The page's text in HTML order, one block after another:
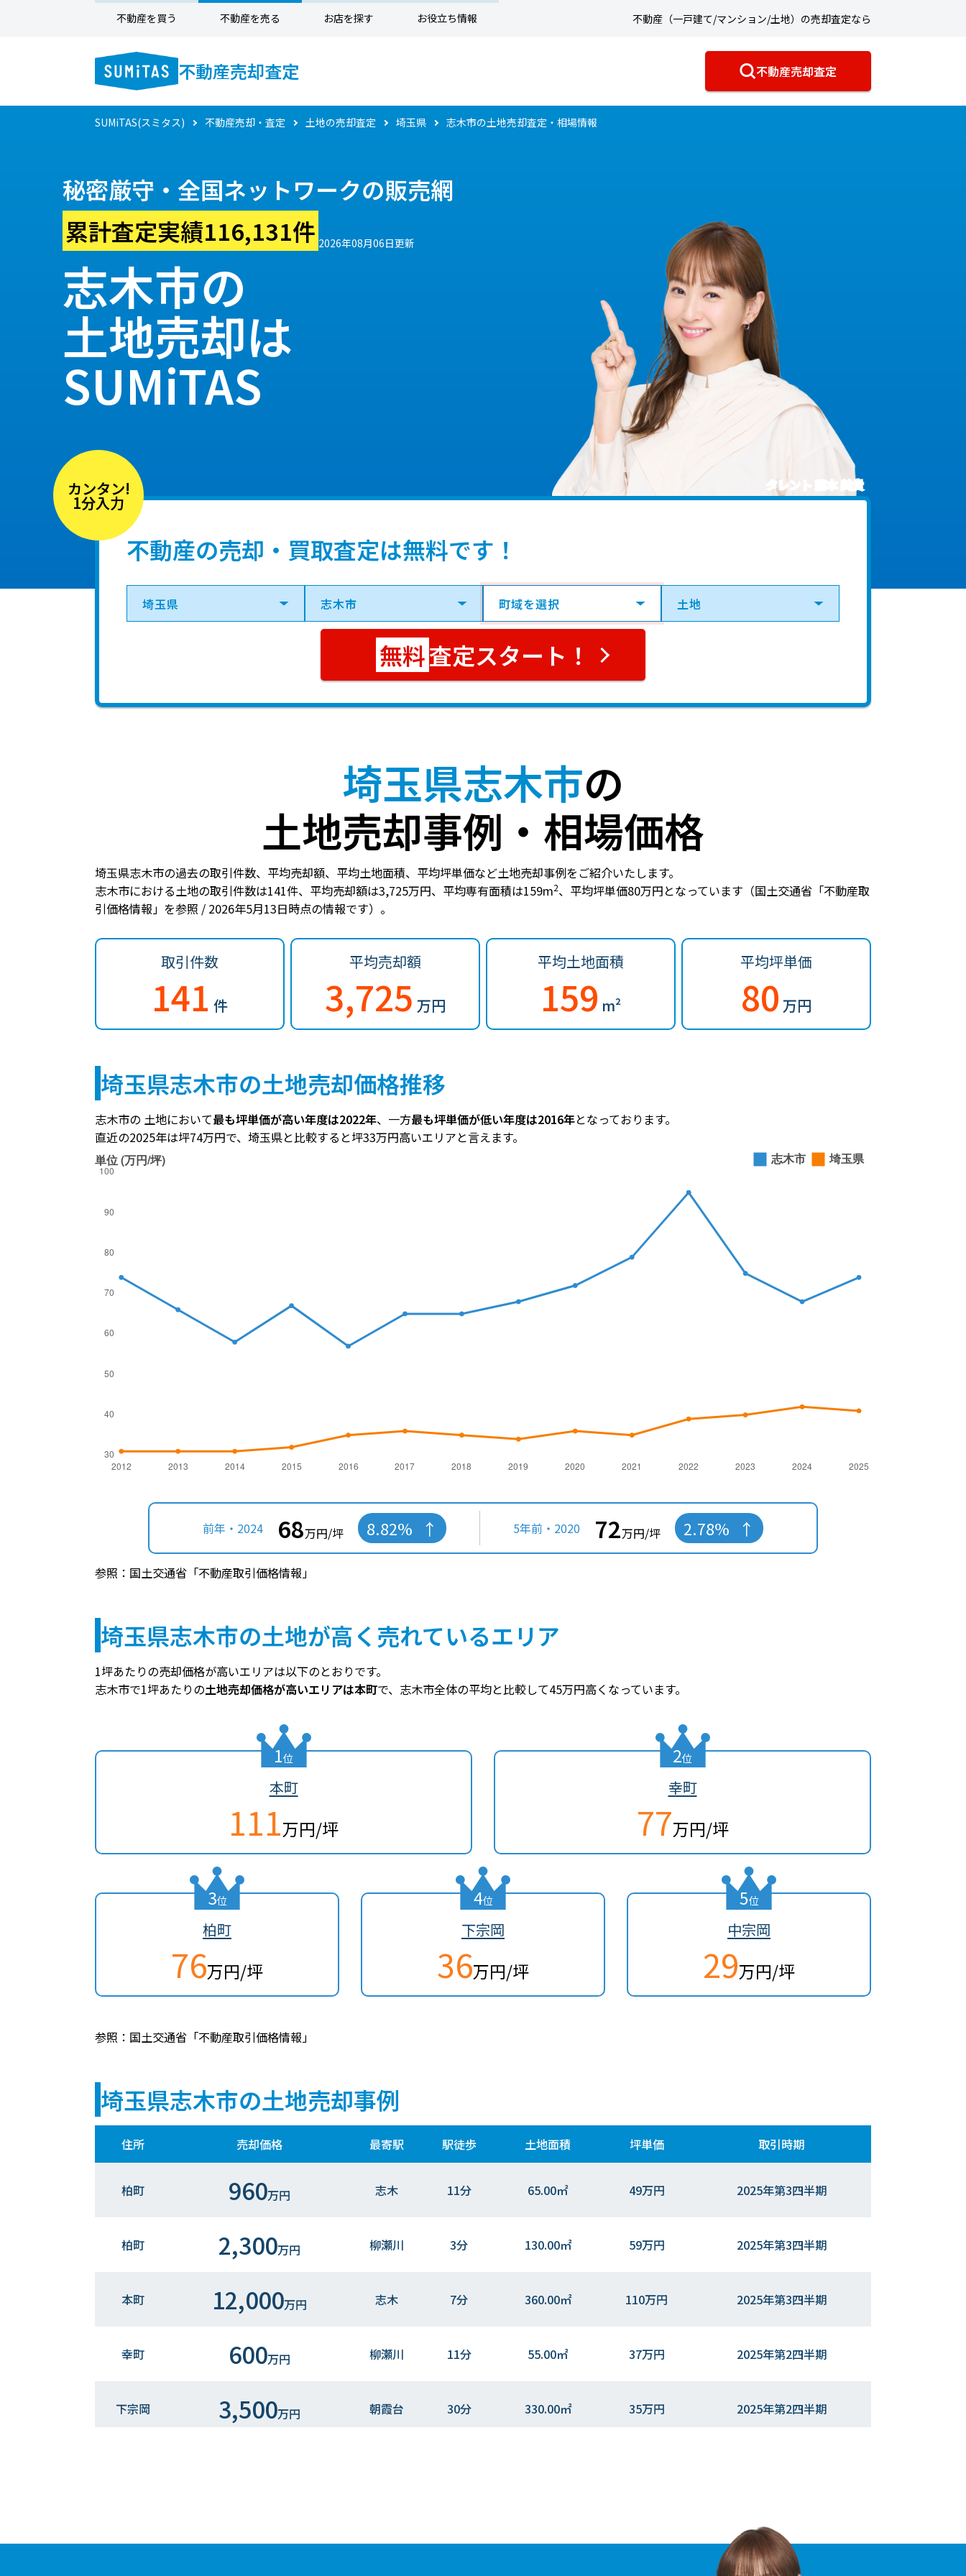
不動産を買う 不動産を売る お店を探す お役立ち情報 不動産（一戸建て/マンション/土地）の売却査定なら
不動産売却査定 不動産売却査定
SUMiTAS(スミタス) 不動産売却・査定 土地の売却査定 埼玉県 志木市の土地売却査定・相場情報
秘密厳守・全国ネットワークの販売網
累計査定実績116,131件 2026年08月06日更新
志木市の
土地売却は
SUMiTAS
タレント 藤本 美貴
カンタン!
1分入力
不動産の売却・買取査定は無料です！
査定スタート！
埼玉県志木市の
土地売却事例・相場価格
埼玉県志木市の過去の取引件数、平均売却額、平均土地面積、平均坪単価など土地売却事例をご紹介いたします。
志木市における土地の取引件数は141件、 平均売却額は3,725万円、 平均専有面積は159m2、 平均坪単価80万円となっています（国土交通省「不動産取
引価格情報」を参照 / 2026年5月13日時点の情報です）。
取引件数
141 件
平均売却額
3,725 万円
平均土地面積
159 m²
平均坪単価
80 万円
埼玉県志木市の土地売却価格推移
志木市の 土地において最も坪単価が高い年度は2022年、一方最も坪単価が低い年度は2016年となっております。
直近の2025年は坪74万円で、埼玉県と比較すると坪33万円高いエリアと言えます。
前年・2024 68万円/坪 8.82% 5年前・2020 72万円/坪 2.78%
参照：国土交通省「不動産取引価格情報」
埼玉県志木市の土地が高く売れているエリア
1坪あたりの売却価格が高いエリアは以下のとおりです。
志木市で1坪あたりの土地売却価格が高いエリアは本町で、志木市全体の平均と比較して45万円高くなっています。
1位
本町
111万円/坪
2位
幸町
77万円/坪
3位
柏町
76万円/坪
4位
下宗岡
36万円/坪
5位
中宗岡
29万円/坪
参照：国土交通省「不動産取引価格情報」
埼玉県志木市の土地売却事例
住所 売却価格 最寄駅 駅徒歩 土地面積 坪単価 取引時期
柏町 960万円 志木 11分 65.00㎡ 49万円 2025年第3四半期
柏町 2,300万円 柳瀬川 3分 130.00㎡ 59万円 2025年第3四半期
本町 12,000万円 志木 7分 360.00㎡ 110万円 2025年第3四半期
幸町 600万円 柳瀬川 11分 55.00㎡ 37万円 2025年第2四半期
下宗岡 3,500万円 朝霞台 30分 330.00㎡ 35万円 2025年第2四半期
2025年第1四半期